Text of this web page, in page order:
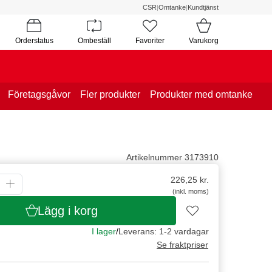
CSR|Omtanke|Kundtjänst
Orderstatus Ombeställ Favoriter Varukorg
Företagsgåvor Fler produkter Produkter med omtanke
Artikelnummer 3173910
226,25kr.
(inkl. moms)
Lägg i korg
I lager/Leverans: 1-2 vardagar
Se fraktpriser